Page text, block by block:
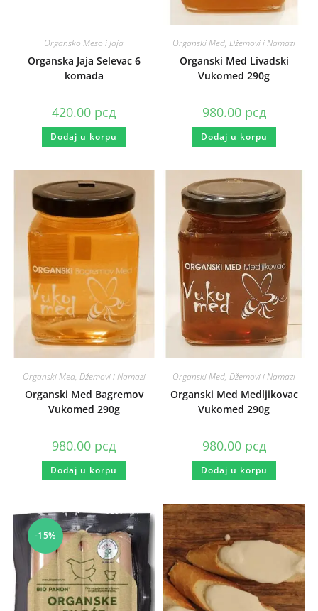
Organsko Meso i Jaja
Organska Jaja Selevac 6
komada
420.00 рсд
Dodaj u korpu
Organski Med, Džemovi i Namazi
Organski Med Livadski
Vukomed 290g
980.00 рсд
Dodaj u korpu
Organski Med, Džemovi i Namazi
Organski Med Bagremov
Vukomed 290g
980.00 рсд
Dodaj u korpu
Organski Med, Džemovi i Namazi
Organski Med Medljikovac
Vukomed 290g
980.00 рсд
Dodaj u korpu
-15%